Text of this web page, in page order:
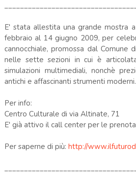
E' stata allestita una grande mostra
febbraio al 14 giugno 2009, per
cannocchiale, promossa dal Comune
nelle sette sezioni in cui è
simulazioni multimediali, nonchè
antichi e affascinanti strumenti moderni.
Per info:
Centro Culturale di via Altinate, 71
E' già attivo il call center per le
Per saperne di più: http://